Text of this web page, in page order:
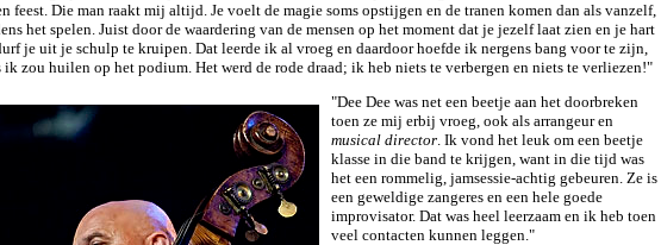
feest. Die man raakt mij altijd. Je voelt de magie soms opstijgen en de tranen komen dan als vanzelf,
het spelen. Juist door de waardering van de mensen op het moment dat je jezelf laat zien en je hart
je uit je schulp te kruipen. Dat leerde ik al vroeg en daardoor hoefde ik nergens bang voor te zijn,
ik zou huilen op het podium. Het werd de rode draad; ik heb niets te verbergen en niets te verliezen!"
"Dee Dee was net een beetje aan het doorbreken
toen ze mij erbij vroeg, ook als arrangeur en
musical director . Ik vond het leuk om een beetje
klasse in die band te krijgen, want in die tijd was
het een rommelig, jamsessie-achtig gebeuren. Ze is
een geweldige zangeres en een hele goede
improvisator. Dat was heel leerzaam en ik heb toen
veel contacten kunnen leggen."